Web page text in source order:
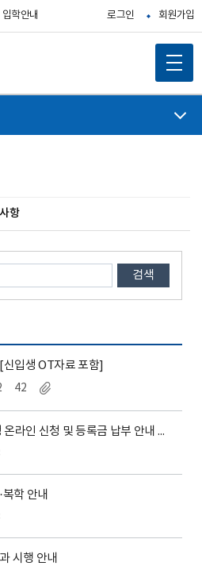
입학안내 로그인 회원가입
항
검색
입생 OT자료 포함]
42
2026-2학기 수료 후 연구생 온라인 신청 및 등록금 납부 안내
학 안내
시행 안내